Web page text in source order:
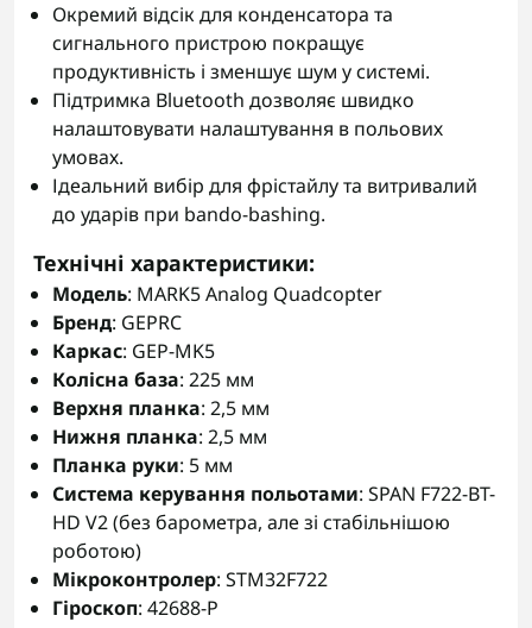
Окремий відсік для конденсатора та
сигнального пристрою покращує
продуктивність і зменшує шум у системі.
Підтримка Bluetooth дозволяє швидко
налаштовувати налаштування в польових
умовах.
Ідеальний вибір для фрістайлу та витривалий
до ударів при bando-bashing.
Технічні характеристики:
Модель: MARK5 Analog Quadcopter
Бренд: GEPRC
Каркас: GEP-MK5
Колісна база: 225 мм
Верхня планка: 2,5 мм
Нижня планка: 2,5 мм
Планка руки: 5 мм
Система керування польотами: SPAN F722-BT-
HD V2 (без барометра, але зі стабільнішою
роботою)
Мікроконтролер: STM32F722
Гіроскоп: 42688-P